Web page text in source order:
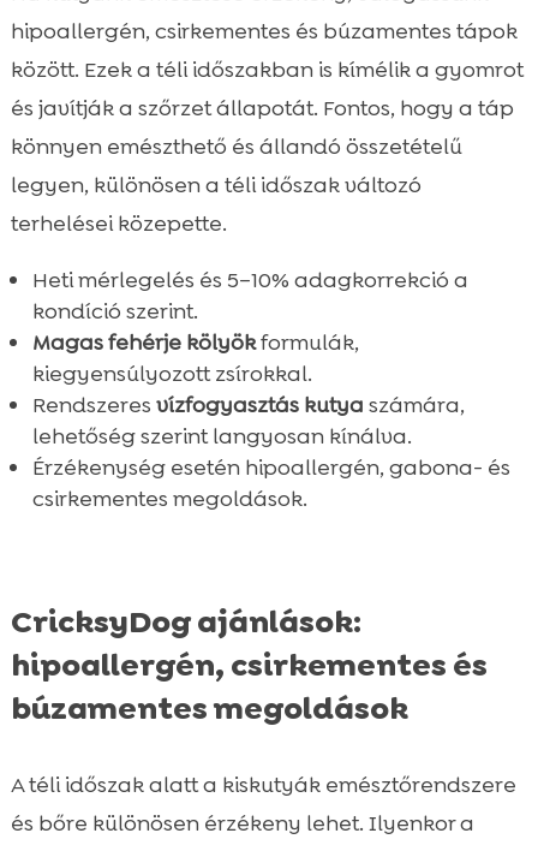
hipoallergén, csirkementes és búzamentes tápok
között. Ezek a téli időszakban is kímélik a gyomrot
és javítják a szőrzet állapotát. Fontos, hogy a táp
könnyen emészthető és állandó összetételű
legyen, különösen a téli időszak változó
terhelései közepette.
Heti mérlegelés és 5–10% adagkorrekció a
kondíció szerint.
Magas fehérje kölyökformulák,
kiegyensúlyozott zsírokkal.
Rendszeres vízfogyasztás kutya számára,
lehetőség szerint langyosan kínálva.
Érzékenység esetén hipoallergén, gabona- és
csirkementes megoldások.
CricksyDog ajánlások:
hipoallergén, csirkementes és
búzamentes megoldások
A téli időszak alatt a kiskutyák emésztőrendszere
és bőre különösen érzékeny lehet. Ilyenkor a